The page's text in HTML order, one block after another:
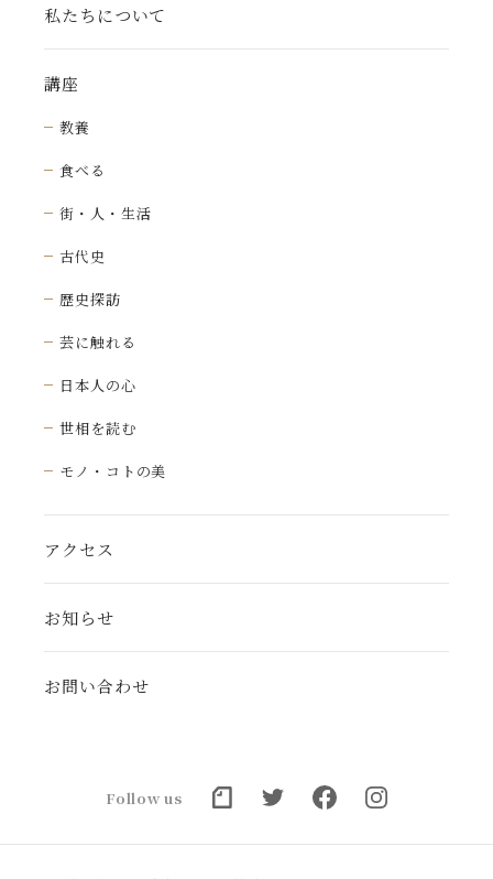
私たちについて
講座
教養
食べる
街・人・生活
古代史
歴史探訪
芸に触れる
日本人の心
世相を読む
モノ・コトの美
アクセス
お知らせ
お問い合わせ
Follow us